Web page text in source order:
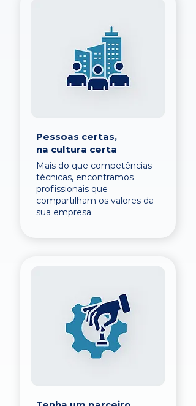
Pessoas certas,
na cultura certa
Mais do que competências
técnicas, encontramos
profissionais que
compartilham os valores da
sua empresa.